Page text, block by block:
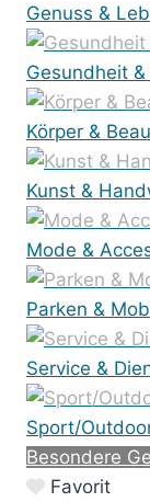
Genuss &
Gesundheit
Körper &
Kunst &
Mode &
Parken &
Service &
Sport/
Besondere
Favorit